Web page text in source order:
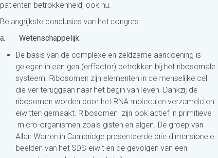
patiënten betrokkenheid, ook nu.
Belangrijkste conclusies van het congres:
a. Wetenschappelijk
De basis van de complexe en zeldzame aandoening is
gelegen in een gen (erffactor) betrokken bij het ribosomale
systeem. Ribosomen zijn elementen in de menselijke cel
die ver teruggaan naar het begin van leven. Dankzij de
ribosomen worden door het RNA moleculen verzameld en
eiwitten gemaakt. Ribosomen zijn ook actief in primitieve
micro-organismen zoals gisten en algen. De groep van
Allan Warren in Cambridge presenteerde drie dimensionele
beelden van het SDS-eiwit en de gevolgen van een